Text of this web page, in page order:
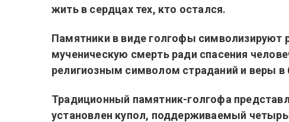
жить в сердцах тех, кто остался.
Памятники в виде голгофы символизируют
мученическую смерть ради спасения
религиозным символом страданий и веры
Традиционный памятник-голгофа
установлен купол, поддерживаемый